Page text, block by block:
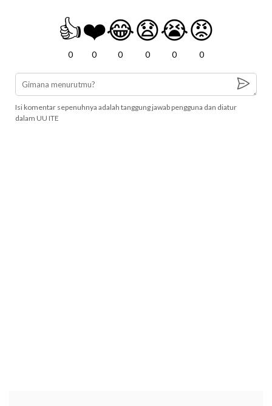
👍
0
❤️
0
😂
0
😧
0
😭
0
😡
0
Isi komentar sepenuhnya adalah tanggung jawab pengguna dan diatur
dalam UU ITE